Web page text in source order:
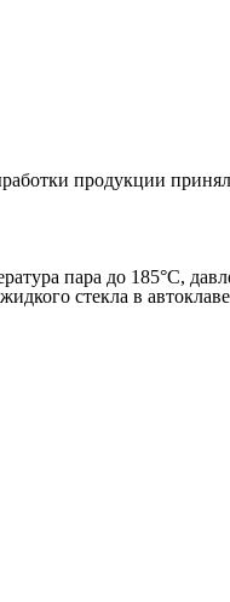
продукции
пара до 185°С,
стекла в